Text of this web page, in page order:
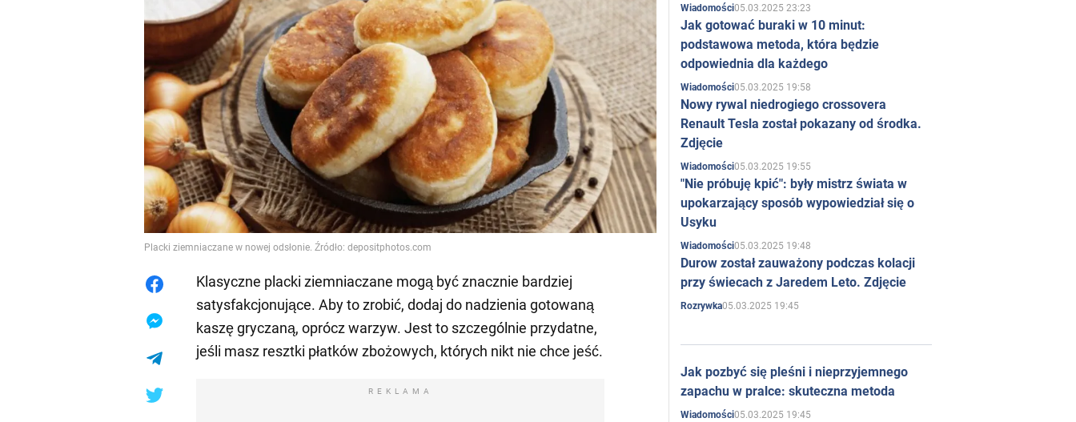
Placki ziemniaczane w nowej odsłonie. Źródło: depositphotos.com
Klasyczne placki ziemniaczane mogą być znacznie bardziej
satysfakcjonujące. Aby to zrobić, dodaj do nadzienia gotowaną
kaszę gryczaną, oprócz warzyw. Jest to szczególnie przydatne,
jeśli masz resztki płatków zbożowych, których nikt nie chce jeść.
REKLAMA
Wiadomości05.03.2025 23:23
Jak gotować buraki w 10 minut:
podstawowa metoda, która będzie
odpowiednia dla każdego
Wiadomości05.03.2025 19:58
Nowy rywal niedrogiego crossovera
Renault Tesla został pokazany od środka.
Zdjęcie
Wiadomości05.03.2025 19:55
"Nie próbuję kpić": były mistrz świata w
upokarzający sposób wypowiedział się o
Usyku
Wiadomości05.03.2025 19:48
Durow został zauważony podczas kolacji
przy świecach z Jaredem Leto. Zdjęcie
Rozrywka05.03.2025 19:45
Jak pozbyć się pleśni i nieprzyjemnego
zapachu w pralce: skuteczna metoda
Wiadomości05.03.2025 19:45